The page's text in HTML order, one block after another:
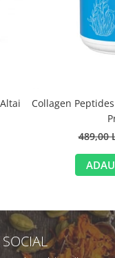
Collagen
489,00
SOCIAL